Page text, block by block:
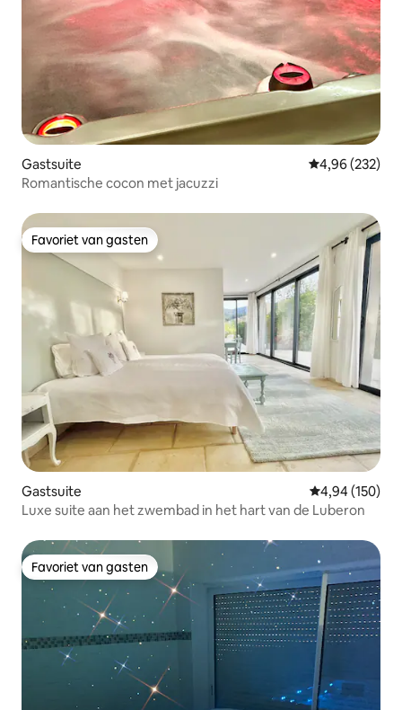
Gastsuite Gemiddelde
4,96 (232)
Romantische cocon met jacuzzi
Favoriet van gasten
Favoriet van gasten
Gastsuite Gemiddelde
4,94 (150)
Luxe suite aan het zwembad in het hart van de Luberon
Favoriet van gasten
Favoriet van gasten